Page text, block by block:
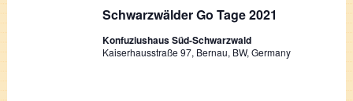
Schwarzwälder Go Tage 2021
Konfuziushaus Süd-Schwarzwald
Kaiserhausstraße 97, Bernau, BW, Germany